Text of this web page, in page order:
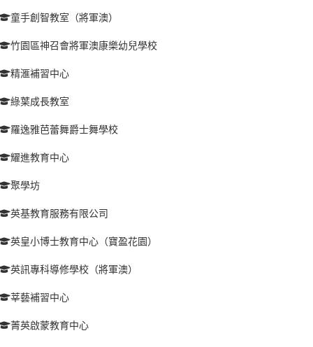
童手創智教室（將軍澳）
竹園區神召會將軍澳康樂幼兒學校
精滙補習中心
綠葉成長教室
羅逸雅芭蕾舞爵士舞學校
耀進教育中心
聚學坊
英基教育服務有限公司
英皇小博士教育中心（寶盈花園）
英訊專科導修學校（將軍澳）
莘藝補習中心
菁英啟蒙教育中心